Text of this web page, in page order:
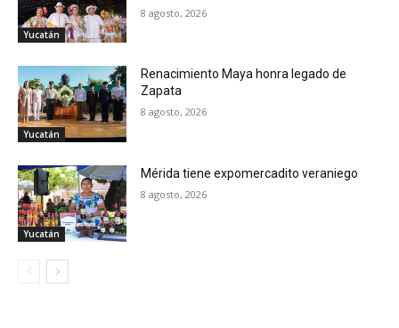
Yucatán
8 agosto, 2026
Yucatán
Renacimiento Maya honra legado de
Zapata
8 agosto, 2026
Yucatán
Mérida tiene expomercadito veraniego
8 agosto, 2026